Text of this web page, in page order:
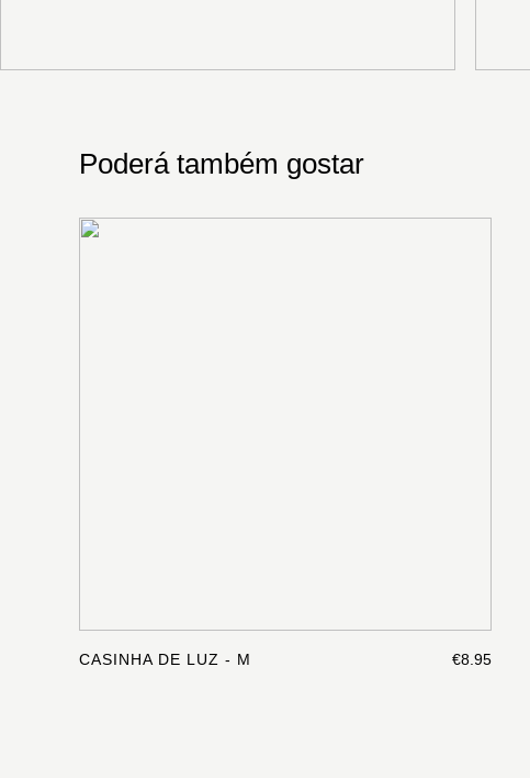
Poderá também gostar
CASINHA DE LUZ - M €8.95